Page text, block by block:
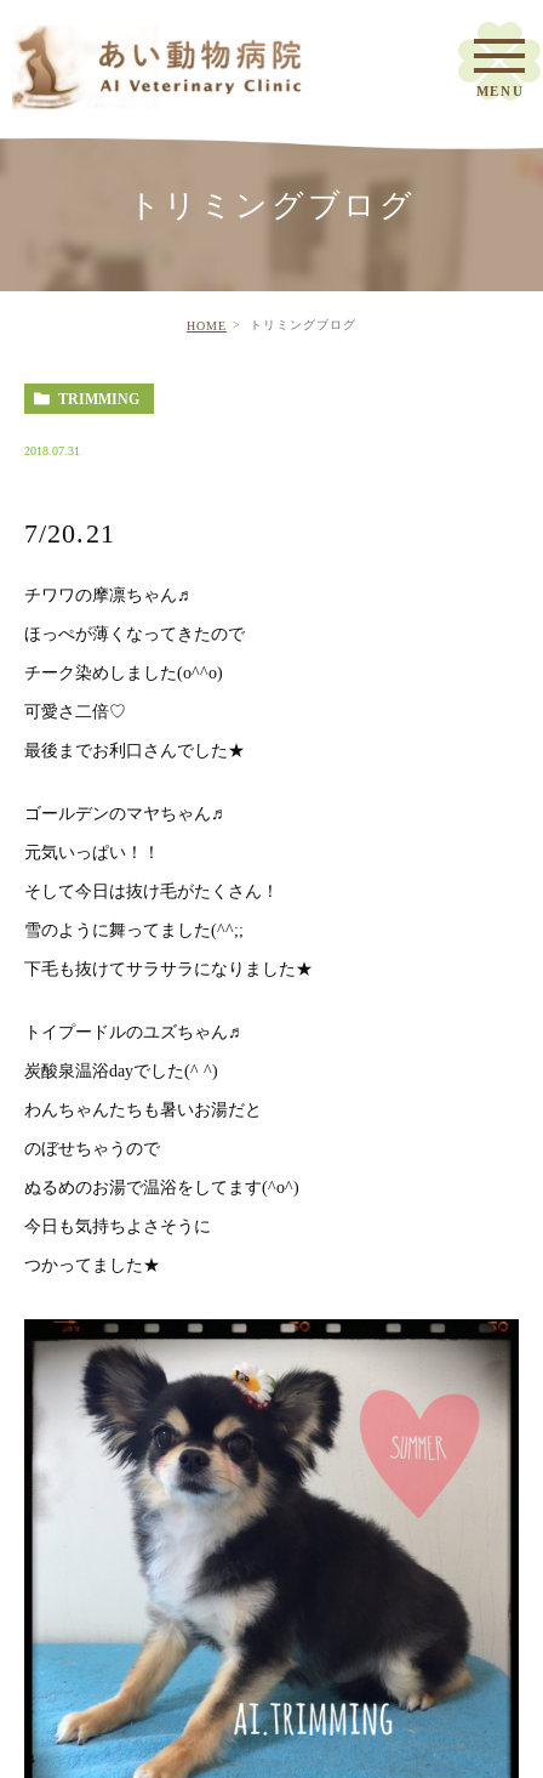
トリミングブログ
HOME トリミングブログ
TRIMMING
2018.07.31
7/20.21
チワワの摩凛ちゃん♬
ほっぺが薄くなってきたので
チーク染めしました(o^^o)
可愛さ二倍♡
最後までお利口さんでした★
ゴールデンのマヤちゃん♬
元気いっぱい！！
そして今日は抜け毛がたくさん！
雪のように舞ってました(^^;;
下毛も抜けてサラサラになりました★
トイプードルのユズちゃん♬
炭酸泉温浴dayでした(^ ^)
わんちゃんたちも暑いお湯だと
のぼせちゃうので
ぬるめのお湯で温浴をしてます(^o^)
今日も気持ちよさそうに
つかってました★